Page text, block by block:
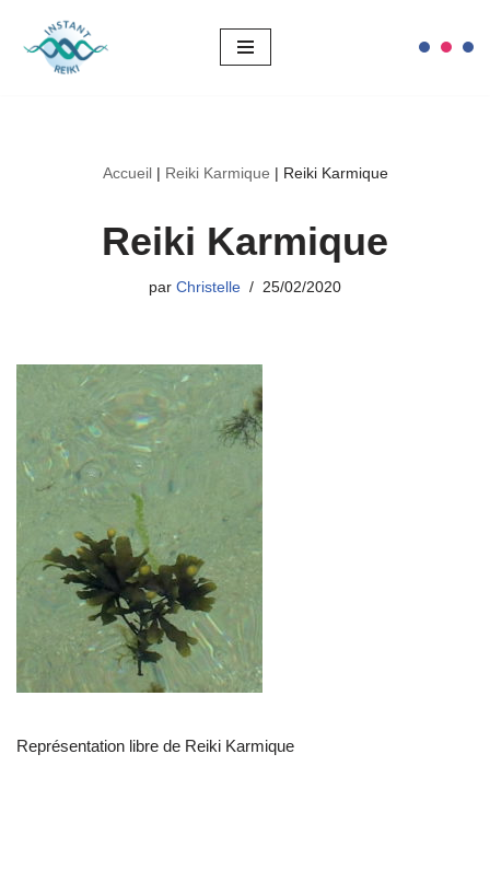
Aller
Accueil| Reiki Karmique | Reiki Karmique
Reiki Karmique
par Christelle 25/02/2020
Représentation libre de Reiki Karmique